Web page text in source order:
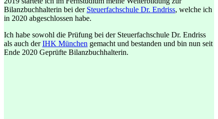
Bilanzbuchhalterin bei der Steuerfachschule Dr. Endriss, welche ich
in 2020 abgeschlossen habe.
Ich habe sowohl die Prüfung bei der Steuerfachschule Dr. Endriss
als auch derIHK München gemacht und bestanden und bin nun seit
Ende 2020 Geprüfte Bilanzbuchhalterin.